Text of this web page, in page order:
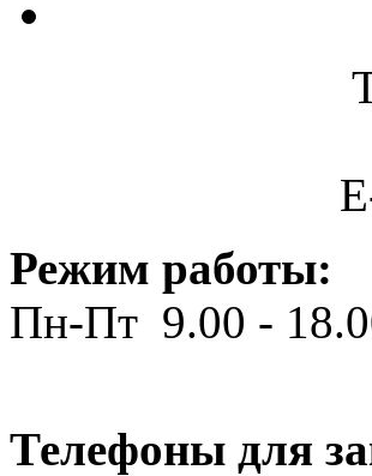
Режим работы:
Пн-Пт 9.00 -
Телефоны для